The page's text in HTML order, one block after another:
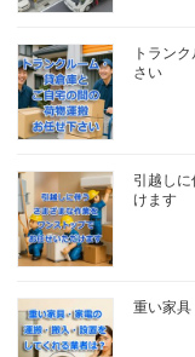
トラン
さい
引越し
けます
重い家具